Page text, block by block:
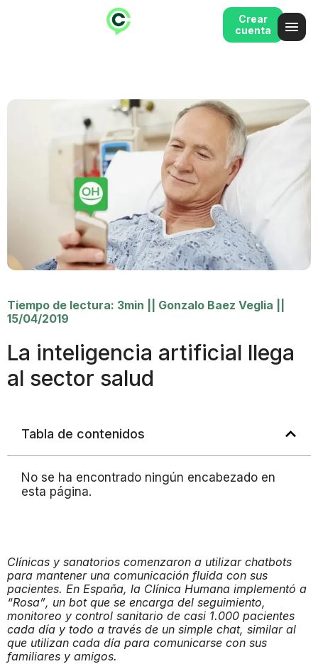
Crear
cuenta
Tiempo de lectura: 3min Gonzalo Baez Veglia
15/04/2019
La inteligencia artificial llega
al sector salud
Tabla de contenidos
No se ha encontrado ningún encabezado en
esta página.
Clínicas y sanatorios comenzaron a utilizar chatbots
para mantener una comunicación fluida con sus
pacientes. En España, la Clínica Humana implementó a
“Rosa”, un bot que se encarga del seguimiento,
monitoreo y control sanitario de casi 1.000 pacientes
cada día y todo a través de un simple chat, similar al
que utilizan cada día para comunicarse con sus
familiares y amigos.